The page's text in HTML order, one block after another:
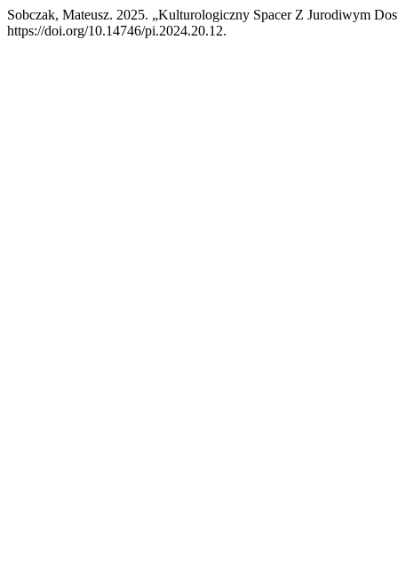
Sobczak, Mateusz. 2025. „Kulturologiczny Spacer Z Jurodiwym
https://doi.org/10.14746/pi.2024.20.12.